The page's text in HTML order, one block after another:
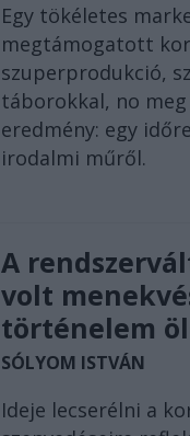
Egy tökéletes
megtámogatott
szuperprodukció,
táborokkal, no
eredmény: egy
irodalmi műről.
A
volt
történelem
SÓLYOM ISTVÁN
Ideje lecserélni a